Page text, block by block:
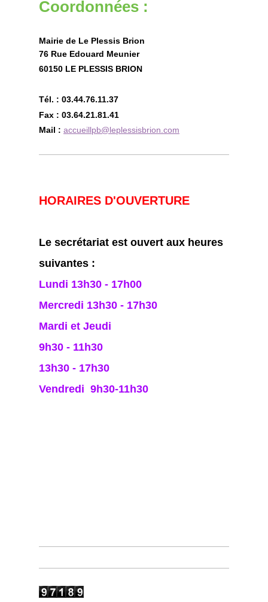
Coordonnées :
Mairie de Le Plessis Brion
76 Rue Edouard Meunier
60150 LE PLESSIS BRION
Tél. : 03.44.76.11.37
Fax : 03.64.21.81.41
Mail : accueillpb@leplessisbrion.com
HORAIRES D'OUVERTURE
Le secrétariat est ouvert aux heures
suivantes :
Lundi 13h30 - 17h00
Mercredi 13h30 - 17h30
Mardi et Jeudi
9h30 - 11h30
13h30 - 17h30
Vendredi 9h30-11h30